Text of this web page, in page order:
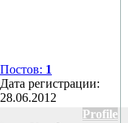
Постов: 1
Дата регистрации:
28.06.2012
Profile